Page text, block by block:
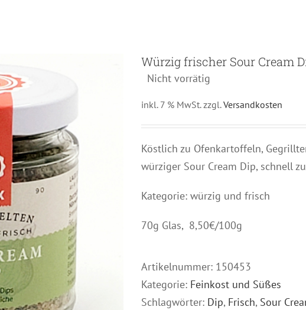
Würzig frischer Sour Cream
Nicht vorrätig
inkl. 7 % MwSt. zzgl.Versandkosten
Köstlich zu Ofenkartoffeln,
würziger Sour Cream Dip, schnell
Kategorie: würzig und frisch
70g Glas, 8,50€/100g
Artikelnummer: 150453
Kategorie: Feinkost und Süßes
Schlagwörter: Dip, Frisch, Sour